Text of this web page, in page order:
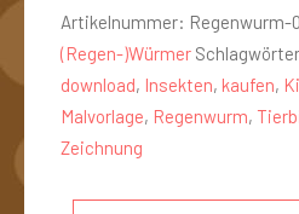
Artikelnummer: Regenwurm-
(Regen-)Würmer
download, Insekten, kaufen,
Malvorlage, Regenwurm,
Zeichnung